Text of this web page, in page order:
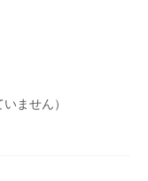
ません）